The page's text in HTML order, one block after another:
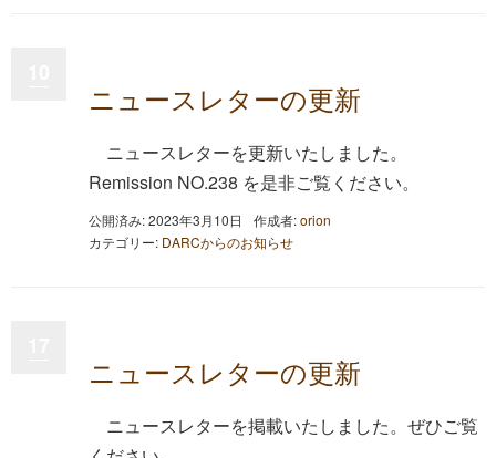
ニュースレターの更新
ニュースレターを更新いたしました。
Remission NO.238 を是非ご覧ください。
公開済み: 2023年3月10日 作成者:orion
カテゴリー: DARCからのお知らせ
ニュースレターの更新
ニュースレターを掲載いたしました。ぜひご覧